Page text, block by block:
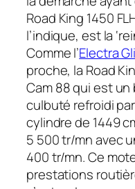
Road King 1450
l’indique, est la
Comme l’Electra
proche, la Road
Cam 88 qui est
culbuté refroidi
cylindre de 1449
5 500 tr/mn avec
400 tr/mn. Ce
prestations